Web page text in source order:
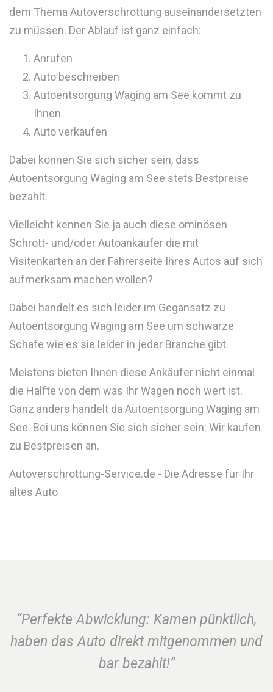
dem Thema Autoverschrottung auseinandersetzten
zu müssen. Der Ablauf ist ganz einfach:
Anrufen
Auto beschreiben
Autoentsorgung Waging am See kommt zu
Ihnen
Auto verkaufen
Dabei können Sie sich sicher sein, dass
Autoentsorgung Waging am See stets Bestpreise
bezahlt.
Vielleicht kennen Sie ja auch diese ominösen
Schrott- und/oder Autoankäufer die mit
Visitenkarten an der Fahrerseite Ihres Autos auf sich
aufmerksam machen wollen?
Dabei handelt es sich leider im Gegansatz zu
Autoentsorgung Waging am See um schwarze
Schafe wie es sie leider in jeder Branche gibt.
Meistens bieten Ihnen diese Ankäufer nicht einmal
die Hälfte von dem was Ihr Wagen noch wert ist.
Ganz anders handelt da Autoentsorgung Waging am
See. Bei uns können Sie sich sicher sein: Wir kaufen
zu Bestpreisen an.
Autoverschrottung-Service.de - Die Adresse für Ihr
altes Auto
“Perfekte Abwicklung: Kamen pünktlich,
haben das Auto direkt mitgenommen und
bar bezahlt!”